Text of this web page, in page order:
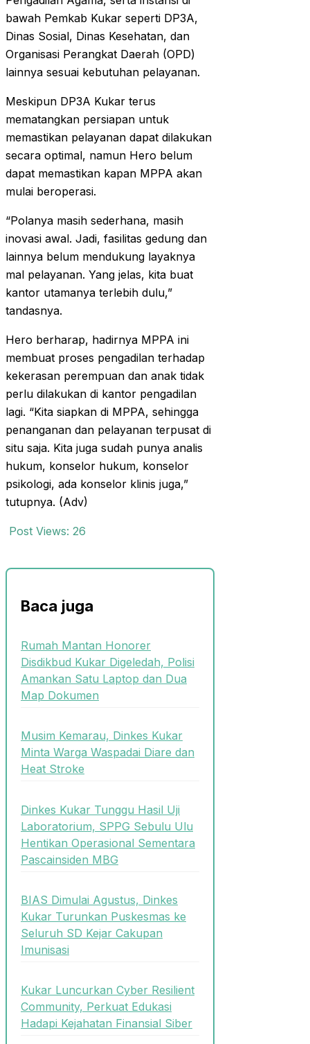
bawah Pemkab Kukar seperti DP3A,
Dinas Sosial, Dinas Kesehatan, dan
Organisasi Perangkat Daerah (OPD)
lainnya sesuai kebutuhan pelayanan.
Meskipun DP3A Kukar terus
mematangkan persiapan untuk
memastikan pelayanan dapat dilakukan
secara optimal, namun Hero belum
dapat memastikan kapan MPPA akan
mulai beroperasi.
“Polanya masih sederhana, masih
inovasi awal. Jadi, fasilitas gedung dan
lainnya belum mendukung layaknya
mal pelayanan. Yang jelas, kita buat
kantor utamanya terlebih dulu,”
tandasnya.
Hero berharap, hadirnya MPPA ini
membuat proses pengadilan terhadap
kekerasan perempuan dan anak tidak
perlu dilakukan di kantor pengadilan
lagi. “Kita siapkan di MPPA, sehingga
penanganan dan pelayanan terpusat di
situ saja. Kita juga sudah punya analis
hukum, konselor hukum, konselor
psikologi, ada konselor klinis juga,”
tutupnya. (Adv)
Post Views: 26
Baca juga
Rumah Mantan Honorer
Disdikbud Kukar Digeledah, Polisi
Amankan Satu Laptop dan Dua
Map Dokumen
Musim Kemarau, Dinkes Kukar
Minta Warga Waspadai Diare dan
Heat Stroke
Dinkes Kukar Tunggu Hasil Uji
Laboratorium, SPPG Sebulu Ulu
Hentikan Operasional Sementara
Pascainsiden MBG
BIAS Dimulai Agustus, Dinkes
Kukar Turunkan Puskesmas ke
Seluruh SD Kejar Cakupan
Imunisasi
Kukar Luncurkan Cyber Resilient
Community, Perkuat Edukasi
Hadapi Kejahatan Finansial Siber